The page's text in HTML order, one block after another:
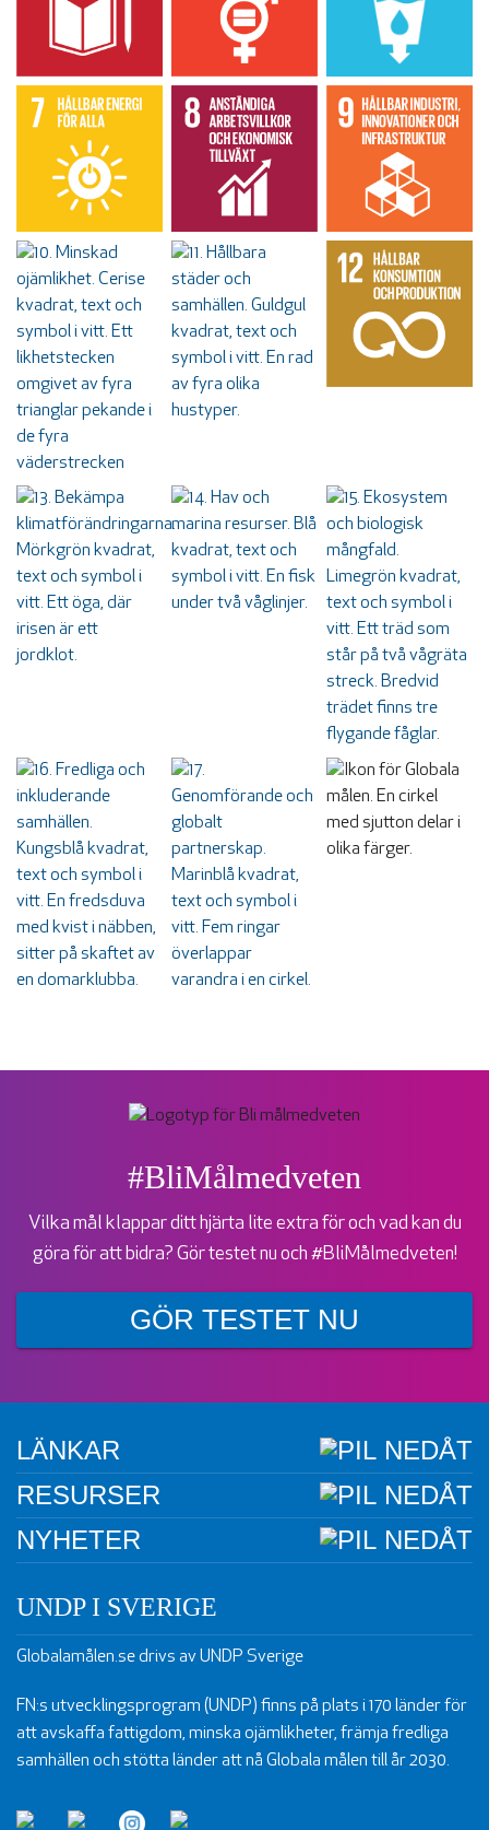
#BliMålmedveten
Vilka mål klappar ditt hjärta lite extra för och vad kan du
göra för att bidra? Gör testet nu och #BliMålmedveten!
GÖR TESTET NU
LÄNKAR
RESURSER
NYHETER
UNDP I SVERIGE
Globalamålen.se drivs av UNDP Sverige
FN:s utvecklingsprogram (UNDP) finns på plats i 170 länder för
att avskaffa fattigdom, minska ojämlikheter, främja fredliga
samhällen och stötta länder att nå Globala målen till år 2030.